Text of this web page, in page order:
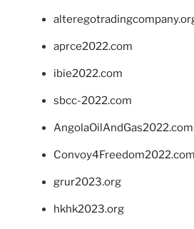
aprce2022.com
ibie2022.com
sbcc-2022.com
AngolaOilAndGas2022.com
Convoy4Freedom2022.com
grur2023.org
hkhk2023.org